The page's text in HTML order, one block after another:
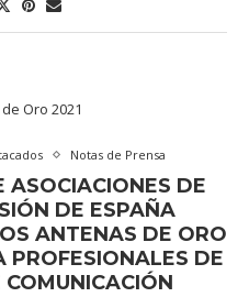
Notas de Prensa
ASOCIACIONES DE
DE ESPAÑA
ANTENAS DE ORO
PROFESIONALES DE